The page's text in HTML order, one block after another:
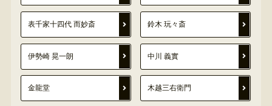
表千家十四代 而妙斎 鈴木 玩々斎
伊勢崎 晃一朗 中川 義實
金龍堂 木越三右衛門